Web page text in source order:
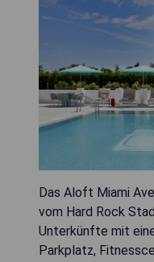
Das Aloft Miami
vom Hard Rock
Unterkünfte mit
Parkplatz,